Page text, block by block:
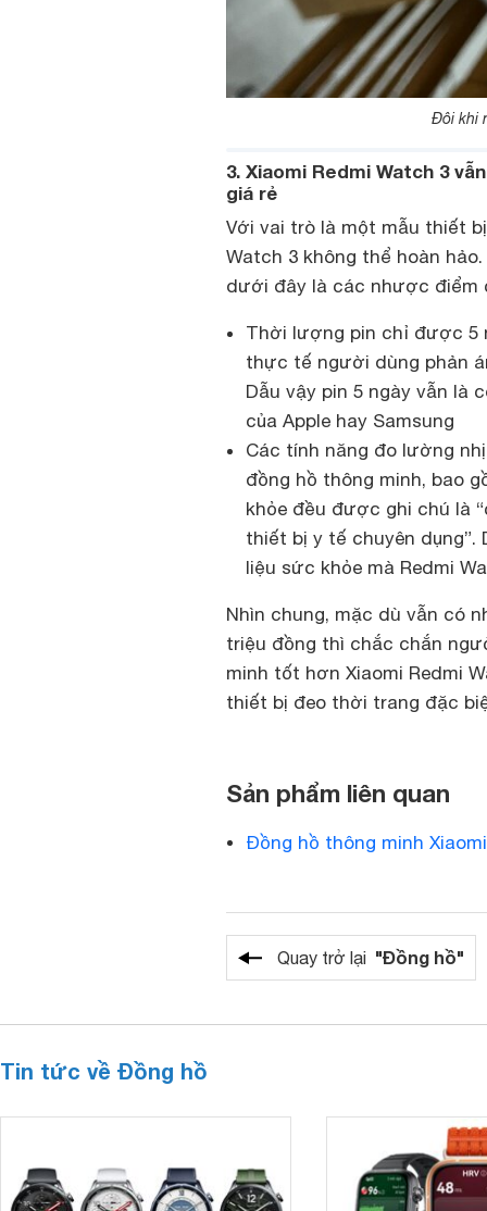
Đôi khi
3. Xiaomi Redmi Watch 3
giá rẻ
Với vai trò là một mẫu thiết
Watch 3 không thể hoàn
dưới đây là các nhược điểm
Thời lượng pin chỉ được 5
thực tế người dùng phản
Dẫu vậy pin 5 ngày vẫn là
của Apple hay Samsung
Các tính năng đo lường
đồng hồ thông minh, bao
khỏe đều được ghi chú là
thiết bị y tế chuyên
liệu sức khỏe mà Redmi
Nhìn chung, mặc dù vẫn có
triệu đồng thì chắc chắn
minh tốt hơn Xiaomi Redmi
thiết bị đeo thời trang đặc
Sản phẩm liên quan
Đồng hồ thông minh
Quay trở lại "Đồng hồ"
Tin tức về Đồng hồ